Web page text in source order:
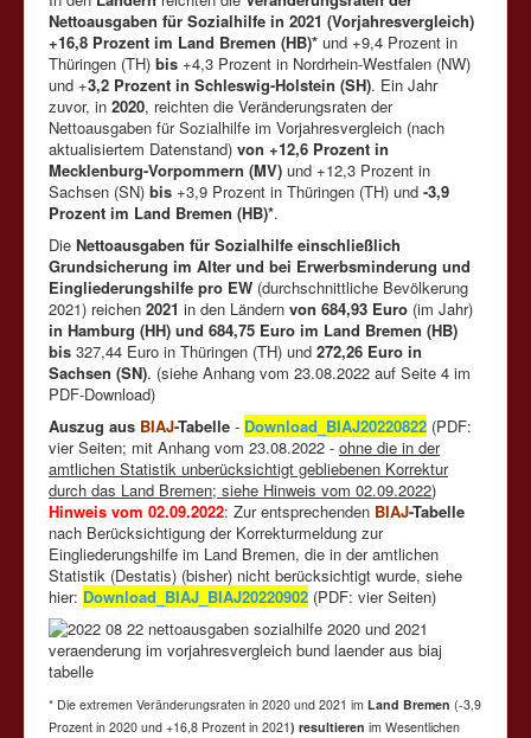
Nettoausgaben für Sozialhilfe in 2021 (Vorjahresvergleich)
+16,8 Prozent im Land Bremen (HB)* und +9,4 Prozent in
Thüringen (TH) bis +4,3 Prozent in Nordrhein-Westfalen (NW)
und +3,2 Prozent in Schleswig-Holstein (SH). Ein Jahr
zuvor, in 2020, reichten die Veränderungsraten der
Nettoausgaben für Sozialhilfe im Vorjahresvergleich (nach
aktualisiertem Datenstand) von +12,6 Prozent in
Mecklenburg-Vorpommern (MV) und +12,3 Prozent in
Sachsen (SN) bis +3,9 Prozent in Thüringen (TH) und -3,9
Prozent im Land Bremen (HB)*.
Die Nettoausgaben für Sozialhilfe einschließlich
Grundsicherung im Alter und bei Erwerbsminderung und
Eingliederungshilfe pro EW (durchschnittliche Bevölkerung
2021) reichen 2021 in den Ländern von 684,93 Euro (im Jahr)
in Hamburg (HH) und 684,75 Euro im Land Bremen (HB)
bis 327,44 Euro in Thüringen (TH) und 272,26 Euro in
Sachsen (SN). (siehe Anhang vom 23.08.2022 auf Seite 4 im
PDF-Download)
Auszug aus BIAJ-Tabelle - Download_BIAJ20220822 (PDF:
vier Seiten; mit Anhang vom 23.08.2022 - ohne die in der
amtlichen Statistik unberücksichtigt gebliebenen Korrektur
durch das Land Bremen; siehe Hinweis vom 02.09.2022)
Hinweis vom 02.09.2022: Zur entsprechenden BIAJ-Tabelle
nach Berücksichtigung der Korrekturmeldung zur
Eingliederungshilfe im Land Bremen, die in der amtlichen
Statistik (Destatis) (bisher) nicht berücksichtigt wurde, siehe
hier: Download_BIAJ_BIAJ20220902 (PDF: vier Seiten)
* Die extremen Veränderungsraten in 2020 und 2021 im Land Bremen (-3,9
Prozent in 2020 und +16,8 Prozent in 2021) resultieren im Wesentlichen